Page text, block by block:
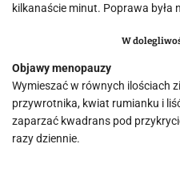
kilkanaście minut. Poprawa była
W
Objawy menopauzy
Wymieszać w równych ilościach
przywrotnika, kwiat rumianku i
zaparzać kwadrans pod
razy dziennie.